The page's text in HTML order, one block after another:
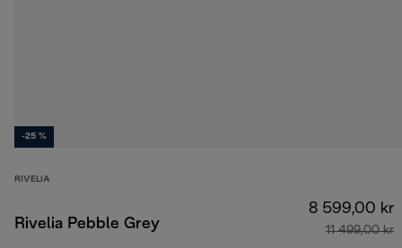
-25 %
RIVELIA
Rivelia Pebble Grey
8 599,00 kr
11 499,00 kr